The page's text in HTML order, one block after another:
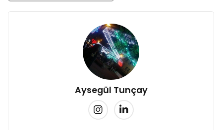
Aysegül Tunçay